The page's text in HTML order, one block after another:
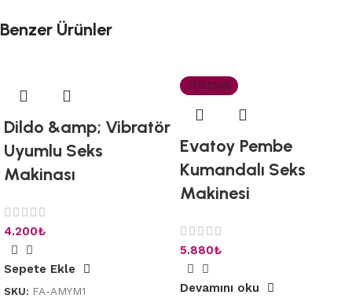
Benzer Ürünler
Dildo &amp; Vibratör
Uyumlu Seks
Makinası
4.200₺
Sepete Ekle
SKU: FA-AMYM1
TÜKENDI
Evatoy Pembe
Kumandalı Seks
Makinesi
5.880₺
Devamını oku